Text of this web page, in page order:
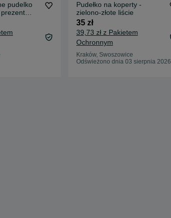
pudelko
Pudełko na koperty -
zielono-złote liście
35 zł
39,73 zł z Pakietem
Ochronnym
Kraków, Swoszowice
Odświeżono dnia 03 sierpnia 2026